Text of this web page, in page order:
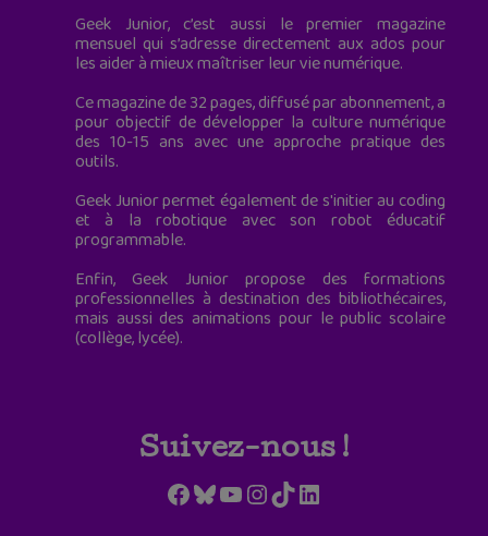
Geek Junior, c’est aussi le premier magazine
mensuel qui s’adresse directement aux ados pour
les aider à mieux maîtriser leur vie numérique.
Ce magazine de 32 pages, diffusé par abonnement, a
pour objectif de développer la culture numérique
des 10-15 ans avec une approche pratique des
outils.
Geek Junior permet également de s'initier au coding
et à la robotique avec son robot éducatif
programmable.
Enfin, Geek Junior propose des formations
professionnelles à destination des bibliothécaires,
mais aussi des animations pour le public scolaire
(collège, lycée).
Suivez-nous !
Facebook
Bluesky
YouTube
Instagram
TikTokLinkedIn